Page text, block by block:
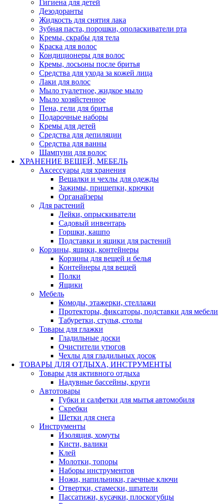
Гигиена для детей
Дезодоранты
Жидкость для снятия лака
Зубная паста, порошки, ополаскиватели рта
Кремы, скрабы для тела
Краска для волос
Кондиционеры для волос
Кремы, лосьоны после бритья
Средства для ухода за кожей лица
Лаки для волос
Мыло туалетное, жидкое мыло
Мыло хозяйстенное
Пена, гели для бритья
Подарочные наборы
Кремы для детей
Средства для депиляции
Средства для ванны
Шампуни для волос
ХРАНЕНИЕ ВЕЩЕЙ, МЕБЕЛЬ
Аксессуары для хранения
Вешалки и чехлы для одежды
Зажимы, прищепки, крючки
Органайзеры
Для растений
Лейки, опрыскиватели
Садовый инвентарь
Горшки, кашпо
Подставки и ящики для растений
Корзины, ящики, контейнеры
Корзины для вещей и белья
Контейнеры для вещей
Полки
Ящики
Мебель
Комоды, этажерки, стеллажи
Протекторы, фиксаторы, подставки для мебели
Табуретки, стулья, столы
Товары для глажки
Гладильные доски
Очистители утюгов
Чехлы для гладильных досок
ТОВАРЫ ДЛЯ ОТДЫХА, ИНСТРУМЕНТЫ
Товары для активного отдыха
Надувные бассейны, круги
Автотовары
Губки и салфетки для мытья автомобиля
Скребки
Щетки для снега
Инструменты
Изоляция, хомуты
Кисти, валики
Клей
Молотки, топоры
Наборы инструментов
Ножи, напильники, гаечные ключи
Отвертки, стамески, шпатели
Пассатижи, кусачки, плоскогубцы